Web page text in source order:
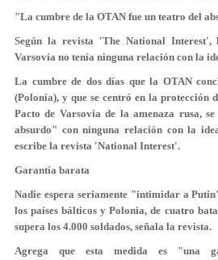
"La cumbre de la OTAN fue un teatro del
Según la revista 'The National
Varsovia no tenía ninguna relación con la
La cumbre de dos días que la OTAN
(Polonia), y que se centró en la protección
Pacto de Varsovia de la amenaza rusa,
absurdo" con ninguna relación con la
escribe la revista 'National Interest'.
Garantía barata
Nadie espera seriamente "intimidar a
los países bálticos y Polonia, de cuatro
supera los 4.000 soldados, señala la revista.
Agrega que esta medida es "una